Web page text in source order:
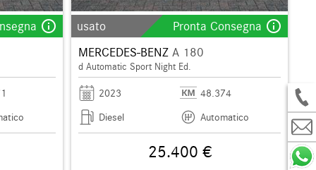
info_outline usato Pronta Consegna info_outline
MERCEDES-BENZ A 180
d Automatic Sport Night Ed.
2023
48.374
Diesel
Automatico
25.400 €